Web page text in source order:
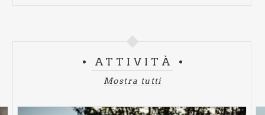
ATTIVITÀ
Mostra tutti